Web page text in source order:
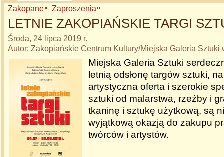
Zakopane Zaproszenia
LETNIE ZAKOPIAŃSKIE TARGI
Środa, 24 lipca 2019 r.
Autor: Zakopiańskie Centrum Kultury/Miejska Galeria Sztuki
Miejska Galeria Sztuki
letnią odsłonę targów sztuki,
artystyczna oferta i szerokie
sztuki od malarstwa, rzeźby i
tkaninę i sztukę użytkową, są
wyjątkową okazją do zakupu
twórców i artystów.